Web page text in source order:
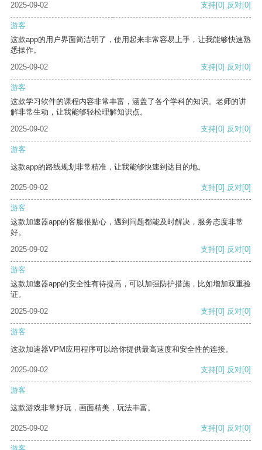
2025-09-02 支持[0] 反对[0]
游客
这款app的用户界面简洁明了，使用起来非常容易上手，让我能够快速熟
悉操作。
2025-09-02
支持[0] 反对[0]
游客
这款学习软件的课程内容非常丰富，涵盖了各个学科的知识。老师的讲
解非常生动，让我能够轻松理解知识点。
2025-09-02
支持[0] 反对[0]
游客
这款app的路线规划非常精准，让我能够快速到达目的地。
2025-09-02 支持[0] 反对[0]
游客
这款加速器app的客服很贴心，遇到问题都能及时解决，服务态度非常
好。
2025-09-02
支持[0] 反对[0]
游客
这款加速器app的安全性有待提高，可以加强防护措施，比如增加双重验
证。
2025-09-02
支持[0] 反对[0]
游客
这款加速器VPM应用程序可以给你提供最高速度和安全性的连接。
2025-09-02 支持[0] 反对[0]
游客
这款游戏非常好玩，画面精美，玩法丰富。
2025-09-02 支持[0] 反对[0]